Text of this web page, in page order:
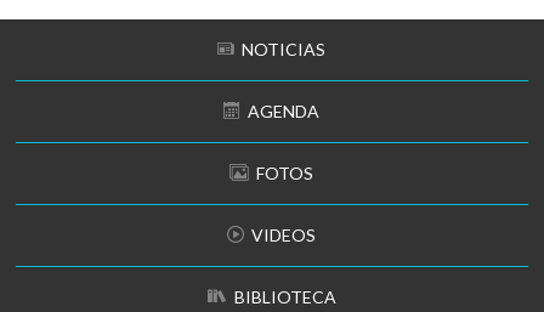
NOTICIAS
AGENDA
FOTOS
VIDEOS
BIBLIOTECA